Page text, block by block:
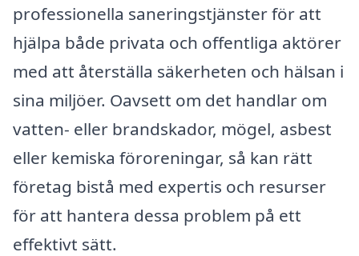
professionella saneringstjänster för att
hjälpa både privata och offentliga aktörer
med att återställa säkerheten och hälsan i
sina miljöer. Oavsett om det handlar om
vatten- eller brandskador, mögel, asbest
eller kemiska föroreningar, så kan rätt
företag bistå med expertis och resurser
för att hantera dessa problem på ett
effektivt sätt.